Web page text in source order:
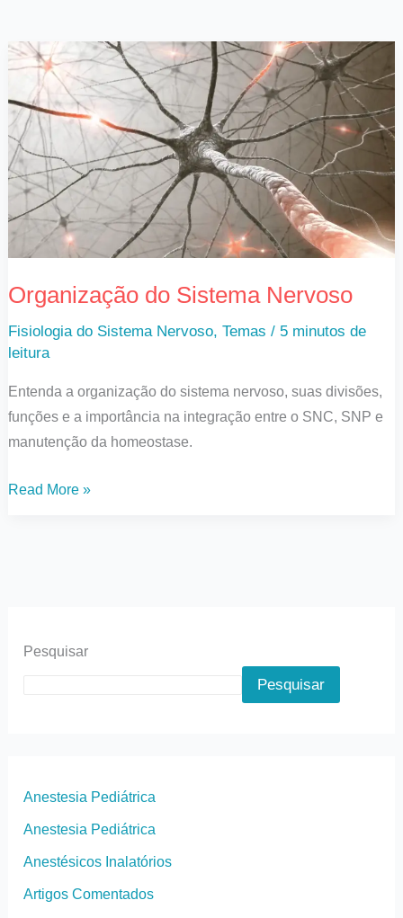
Organização do Sistema Nervoso
Fisiologia do Sistema Nervoso,Temas / 5 minutos de
leitura
Entenda a organização do sistema nervoso, suas divisões,
funções e a importância na integração entre o SNC, SNP e
manutenção da homeostase.
Organização
Sistema
Nervoso
Read More »
Pesquisar
Pesquisar
Anestesia Pediátrica
Anestesia Pediátrica
Anestésicos Inalatórios
Artigos Comentados